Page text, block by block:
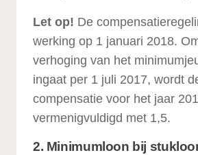
Let op! De
werking op 1 januari 2018.
verhoging van het
ingaat per 1 juli 2017, wordt
compensatie voor het jaar
vermenigvuldigd met 1,5.
2. Minimumloon bij